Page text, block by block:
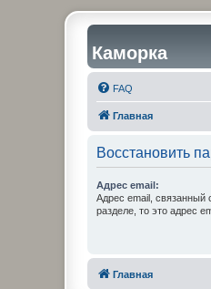
Каморка
FAQ
Главная
Восстановить
Адрес email:
Адрес email, связанный
разделе, то это адрес
Главная